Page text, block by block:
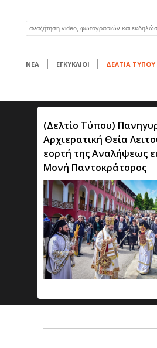
ΝΕΑ ΕΓΚΥΚΛΙΟΙ ΔΕΛΤΙΑ ΤΥΠΟΥ
(Δελτίο Τύπου)
Αρχιερατική Θεία
εορτή της Αναλήψεως
Μονή Παντοκράτορος